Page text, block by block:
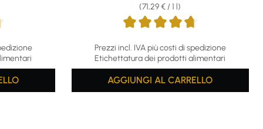
Prezzi incl. IVA più costi di spedizione
Etichettatura dei prodotti alimentari
(71,29 € / 1 l)
AGGIUNGI AL CARRELLO